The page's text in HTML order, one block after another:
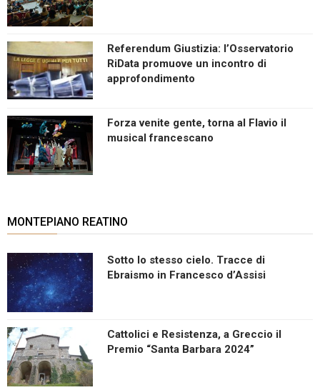
Referendum Giustizia: l’Osservatorio
RiData promuove un incontro di
approfondimento
Forza venite gente, torna al Flavio il
musical francescano
MONTEPIANO REATINO
Sotto lo stesso cielo. Tracce di
Ebraismo in Francesco d’Assisi
Cattolici e Resistenza, a Greccio il
Premio “Santa Barbara 2024”